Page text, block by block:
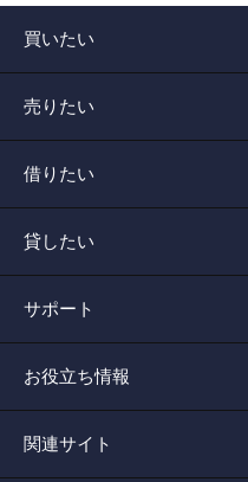
買いたい
売りたい
借りたい
貸したい
サポート
お役立ち情報
関連サイト